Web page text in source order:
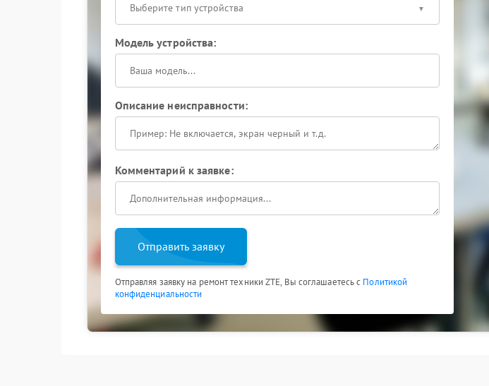
Выберите тип устройства
Модель устройства:
Описание неисправности:
Комментарий к заявке:
Отправить заявку
Отправляя заявку на ремонт техники ZTE, Вы соглашаетесь с Политикой
конфиденциальности